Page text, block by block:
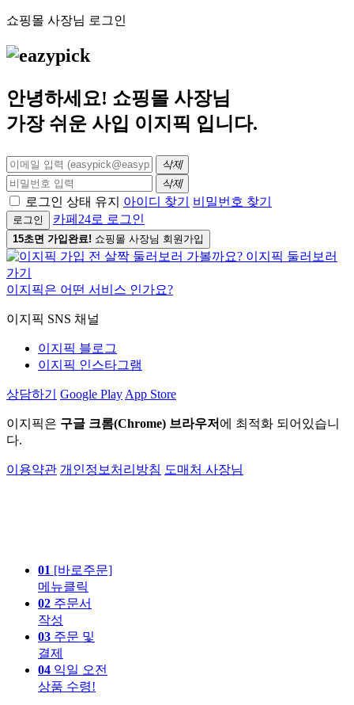
쇼핑몰 사장님 로그인
안녕하세요! 쇼핑몰 사장님
가장 쉬운 사입 이지픽 입니다.
삭제
삭제
로그인 상태 유지 아이디 찾기 비밀번호 찾기
로그인 카페24로 로그인
15초면 가입완료! 쇼핑몰 사장님 회원가입
이지픽은 어떤 서비스 인가요?
이지픽 SNS 채널
이지픽 블로그
이지픽 인스타그램
상담하기 Google Play App Store
이지픽은 구글 크롬(Chrome) 브라우저 에 최적화 되어있습니
다.
이용약관 개인정보처리방침 도매처 사장님
01 [바로주문]
메뉴클릭
02 주문서
작성
03 주문 및
결제
04 익일 오전
상품 수령!